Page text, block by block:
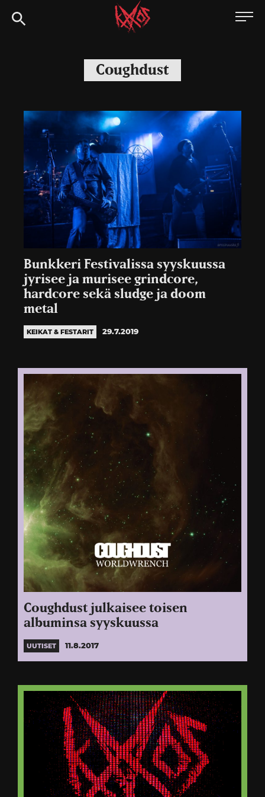
Siirry
suoraan
Kaaoszine
Coughdust
Bunkkeri Festivalissa syyskuussa
jyrisee ja murisee grindcore,
hardcore sekä sludge ja doom
metal
KEIKAT & FESTARIT 29.7.2019
Coughdust julkaisee toisen
albuminsa syyskuussa
UUTISET 11.8.2017